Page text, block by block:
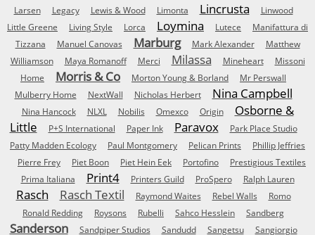
Larsen
Legacy Lewis & Wood Limonta Lincrusta
Linwood
Little Greene
Living Style Lorca Loymina Lutece
Manifattura di
Tizzana
Manuel Canovas Marburg Mark Alexander
Matthew
Williamson
Maya Romanoff Merci Milassa Mineheart
Missoni
Home
Morris & Co Morton Young & Borland
Mr Perswall
Mulberry Home
NextWall Nicholas Herbert Nina Campbell
Nina Hancock NLXL Nobilis Omexco Origin
Osborne &
Little
P+S International Paper Ink Paravox
Park Place Studio
Patty Madden Ecology
Paul Montgomery Pelican Prints
Phillip Jeffries
Pierre Frey
Piet Boon Piet Hein Eek Portofino
Prestigious Textiles
Prima Italiana
Print4 Printers Guild ProSpero Ralph Lauren
Rasch Rasch Textil Raymond Waites Rebel Walls
Romo
Ronald Redding
Roysons Rubelli Sahco Hesslein Sandberg
Sanderson Sandpiper Studios Sandudd Sangetsu
Sangiorgio